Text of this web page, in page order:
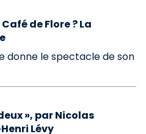
de Flore ? La
donne le spectacle de son
», par Nicolas
Lévy